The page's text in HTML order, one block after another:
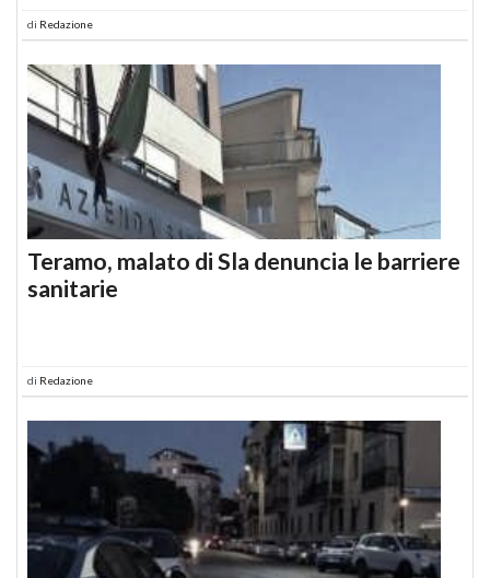
di Redazione
Teramo, malato di Sla denuncia le barriere
sanitarie
di Redazione